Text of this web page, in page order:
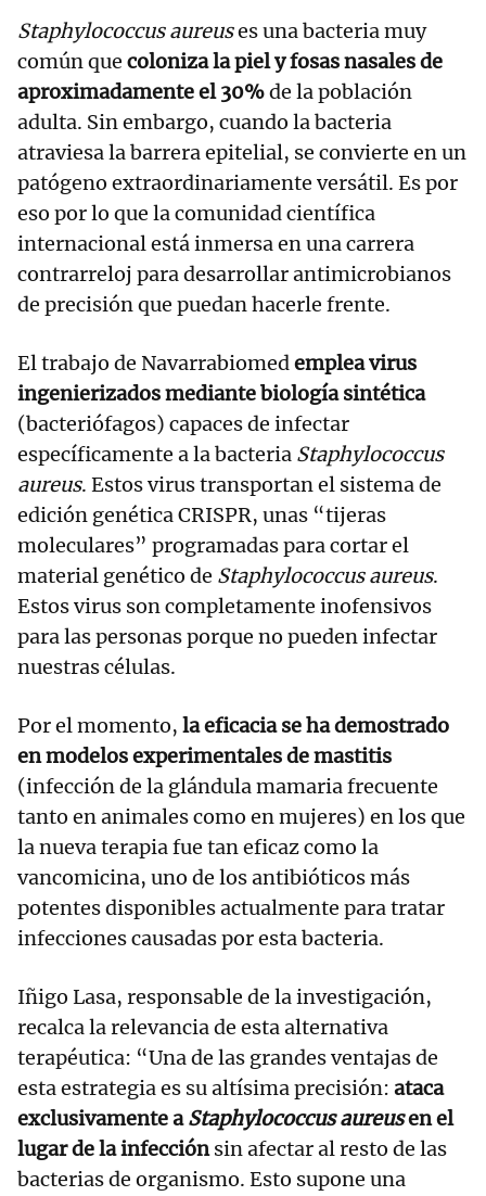
Staphylococcus aureuses una bacteria muy
común que coloniza la piel y fosas nasales de
aproximadamente el 30%de la población
adulta. Sin embargo, cuando la bacteria
atraviesa la barrera epitelial, se convierte en un
patógeno extraordinariamente versátil. Es por
eso por lo que la comunidad científica
internacional está inmersa en una carrera
contrarreloj para desarrollar antimicrobianos
de precisión que puedan hacerle frente.
El trabajo de Navarrabiomedemplea virus
ingenierizados mediante biología sintética
(bacteriófagos) capaces de infectar
específicamente a la bacteria Staphylococcus
aureus. Estos virus transportan el sistema de
edición genética CRISPR, unas “tijeras
moleculares” programadas para cortar el
material genético de Staphylococcus aureus.
Estos virus son completamente inofensivos
para las personas porque no pueden infectar
nuestras células.
Por el momento, la eficacia se ha demostrado
en modelos experimentales de mastitis
(infección de la glándula mamaria frecuente
tanto en animales como en mujeres) en los que
la nueva terapia fue tan eficaz como la
vancomicina, uno de los antibióticos más
potentes disponibles actualmente para tratar
infecciones causadas por esta bacteria.
Iñigo Lasa, responsable de la investigación,
recalca la relevancia de esta alternativa
terapéutica: “Una de las grandes ventajas de
esta estrategia es su altísima precisión: ataca
exclusivamente aStaphylococcus aureusen el
lugar de la infecciónsin afectar al resto de las
bacterias de organismo. Esto supone una